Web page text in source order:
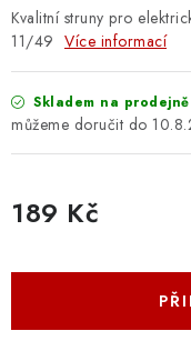
KONTAKTY
O E-SHOPU
OBCHODNÍ
O E-
Kvalitní struny pro
11/49 Více informací
Skladem na prodejně
189 Kč